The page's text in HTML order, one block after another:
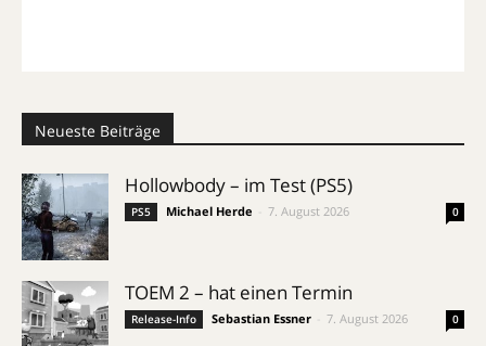
Neueste Beiträge
Hollowbody – im Test (PS5)
PS5 Michael Herde 7. August 2026 0
TOEM 2 – hat einen Termin
Release-Info Sebastian Essner 7. August 2026 0